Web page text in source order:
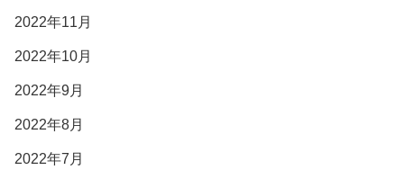
2022年11月
2022年10月
2022年9月
2022年8月
2022年7月